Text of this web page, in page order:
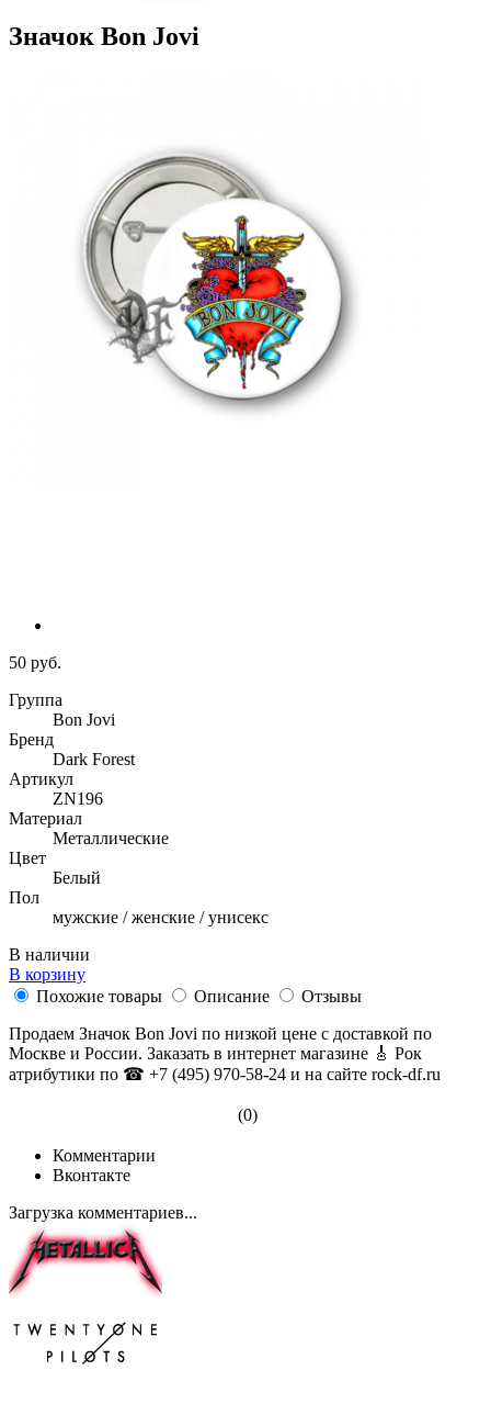
Значок Bon Jovi
50 руб.
Группа
Bon Jovi
Бренд
Dark Forest
Артикул
ZN196
Материал
Металлические
Цвет
Белый
Пол
мужские / женские / унисекс
В наличии
В корзину
Похожие товары
Описание
Отзывы
Продаем Значок Bon Jovi по низкой цене с доставкой по
Москве и России. Заказать в интернет магазине 🎸 Рок
атрибутики по ☎ +7 (495) 970-58-24 и на сайте rock-df.ru
(0)
Комментарии
Вконтакте
Загрузка комментариев...